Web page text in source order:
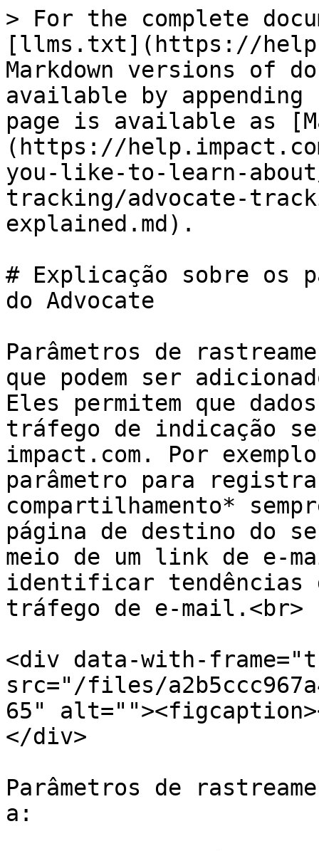
> For the complete
[llms.txt](https://
Markdown versions of
available by
page is available as
(https://
you-like-to-learn-
tracking/advocate-
explained.md).
# Explicação sobre os
do Advocate
Parâmetros de
que podem ser
Eles permitem que
tráfego de indicação
impact.com. Por
parâmetro para
compartilhamento*
página de destino do
meio de um link de
identificar tendências
tráfego de e-mail.<br>
<div data-with-
src="/files/
65"
</div>
Parâmetros de
a: